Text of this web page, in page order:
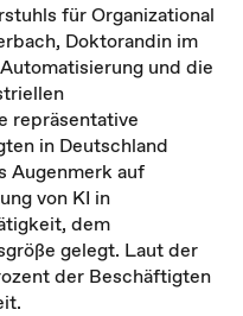
für Organizational
Doktorandin im
und die
repräsentative
in Deutschland
Augenmerk auf
von KI in
dem
gelegt. Laut der
der Beschäftigten